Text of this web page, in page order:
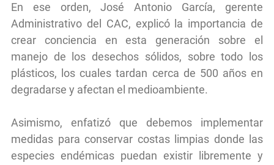
En ese orden, José Antonio García, gerente
Administrativo del CAC, explicó la importancia de
crear conciencia en esta generación sobre el
manejo de los desechos sólidos, sobre todo los
plásticos, los cuales tardan cerca de 500 años en
degradarse y afectan el medioambiente.
Asimismo, enfatizó que debemos implementar
medidas para conservar costas limpias donde las
especies endémicas puedan existir libremente y